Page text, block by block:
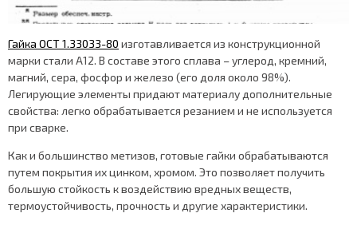
Гайка ОСТ 1.33033-80 изготавливается из конструкционной
марки стали А12. В составе этого сплава – углерод, кремний,
магний, сера, фосфор и железо (его доля около 98%).
Легирующие элементы придают материалу дополнительные
свойства: легко обрабатывается резанием и не используется
при сварке.
Как и большинство метизов, готовые гайки обрабатываются
путем покрытия их цинком, хромом. Это позволяет получить
большую стойкость к воздействию вредных веществ,
термоустойчивость, прочность и другие характеристики.